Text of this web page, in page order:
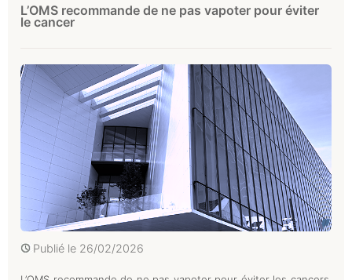
L’OMS recommande de ne pas vapoter pour éviter
le cancer
Publié le 26/02/2026